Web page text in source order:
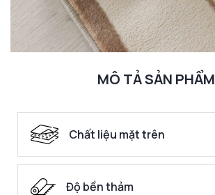
MÔ TẢ SẢN PHẨM
Chất liệu mặt trên
Độ bền thảm